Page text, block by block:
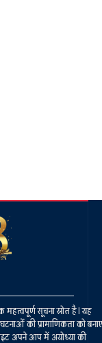
सूचना स्रोत है। यह
की प्रामाणिकता को बनाए
अपने आप में अयोध्या की